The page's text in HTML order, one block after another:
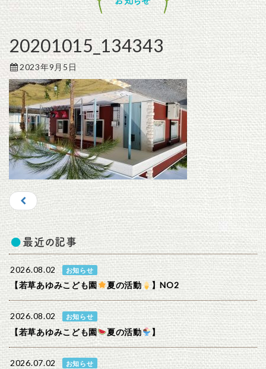
20201015_134343
2023年9月5日
最近の記事
2026.08.02 お知らせ
【若草あゆみこども園 夏の活動 】NO2
2026.08.02 お知らせ
【若草あゆみこども園 夏の活動 】
2026.07.02 お知らせ